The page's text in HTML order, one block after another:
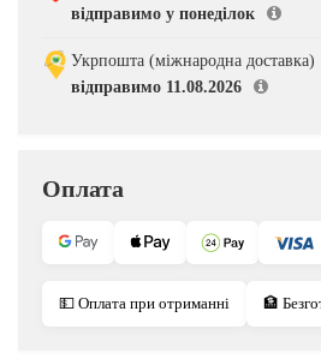
відправимо у понеділок
Укрпошта (міжнародна доставка)
відправимо 11.08.2026
Оплата
💵 Оплата при отриманні 🏦